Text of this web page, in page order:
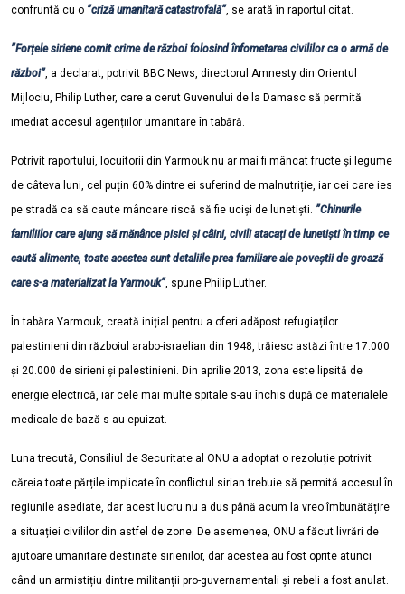
confruntă cu o ”criză umanitară catastrofală”, se arată în raportul citat.
”Forțele siriene comit crime de război folosind înfometarea civililor ca o armă de
război”, a declarat, potrivit BBC News, directorul Amnesty din Orientul
Mijlociu, Philip Luther, care a cerut Guvenului de la Damasc să permită
imediat accesul agențiilor umanitare în tabără.
Potrivit raportului, locuitorii din Yarmouk nu ar mai fi mâncat fructe și legume
de câteva luni, cel puțin 60% dintre ei suferind de malnutriție, iar cei care ies
pe stradă ca să caute mâncare riscă să fie uciși de lunetiști. ”Chinurile
familiilor care ajung să mănânce pisici și câini, civili atacați de lunetiști în timp ce
caută alimente, toate acestea sunt detaliile prea familiare ale poveștii de groază
care s-a materializat la Yarmouk”, spune Philip Luther.
În tabăra Yarmouk, creată inițial pentru a oferi adăpost refugiaților
palestinieni din războiul arabo-israelian din 1948, trăiesc astăzi între 17.000
și 20.000 de sirieni și palestinieni. Din aprilie 2013, zona este lipsită de
energie electrică, iar cele mai multe spitale s-au închis după ce materialele
medicale de bază s-au epuizat.
Luna trecută, Consiliul de Securitate al ONU a adoptat o rezoluție potrivit
căreia toate părțile implicate în conflictul sirian trebuie să permită accesul în
regiunile asediate, dar acest lucru nu a dus până acum la vreo îmbunătățire
a situației civililor din astfel de zone. De asemenea, ONU a făcut livrări de
ajutoare umanitare destinate sirienilor, dar acestea au fost oprite atunci
când un armistițiu dintre militanții pro-guvernamentali și rebeli a fost anulat.